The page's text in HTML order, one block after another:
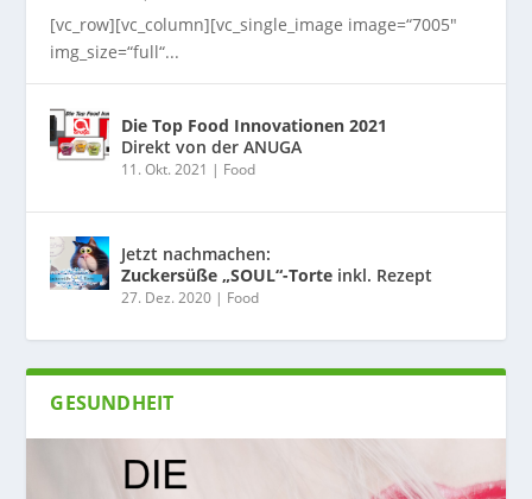
[vc_row][vc_column][vc_single_image image=“7005″
img_size=“full“...
Die Top Food Innovationen 2021
Direkt von der ANUGA
11. Okt. 2021 | Food
Jetzt nachmachen:
Zuckersüße „SOUL“-Torte inkl. Rezept
27. Dez. 2020 | Food
GESUNDHEIT